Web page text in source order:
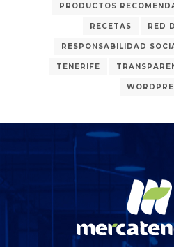
PRODUCTOS
RECETAS RED
RESPONSABILIDAD
TENERIFE